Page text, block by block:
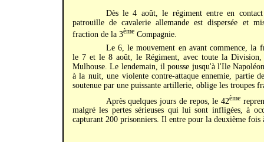
Dès le 4 août, le régiment entre en
patrouille de cavalerie allemande est dispersée et
fraction de la 3ème Compagnie.
Le 6, le mouvement en avant commence, la
le 7 et le 8 août, le Régiment, avec toute la Division,
Mulhouse. Le lendemain, il pousse jusqu'à l'Ile
à la nuit, une violente contre-attaque ennemie, partie
soutenue par une puissante artillerie, oblige les troupes
Après quelques jours de repos, le 42ème
malgré les pertes sérieuses qui lui sont infligées, à
capturant 200 prisonniers. Il entre pour la deuxième fois